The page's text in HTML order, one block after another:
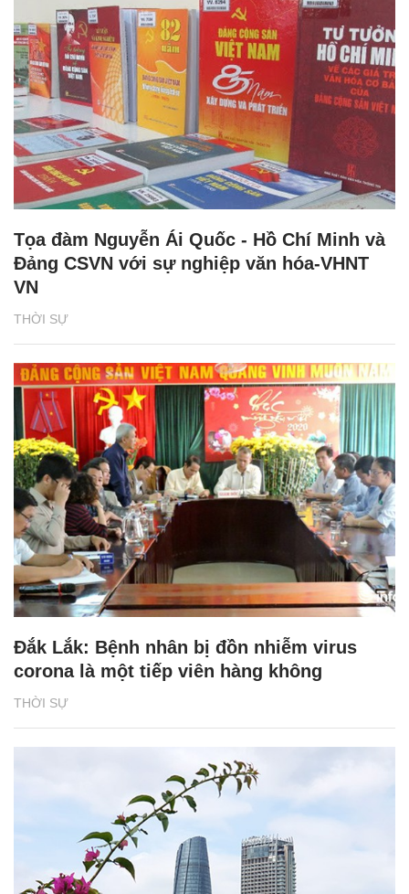
THỜI SỰ
Tọa đàm Nguyễn Ái Quốc - Hồ Chí Minh và
Đảng CSVN với sự nghiệp văn hóa-VHNT
VN
THỜI SỰ
Đắk Lắk: Bệnh nhân bị đồn nhiễm virus
corona là một tiếp viên hàng không